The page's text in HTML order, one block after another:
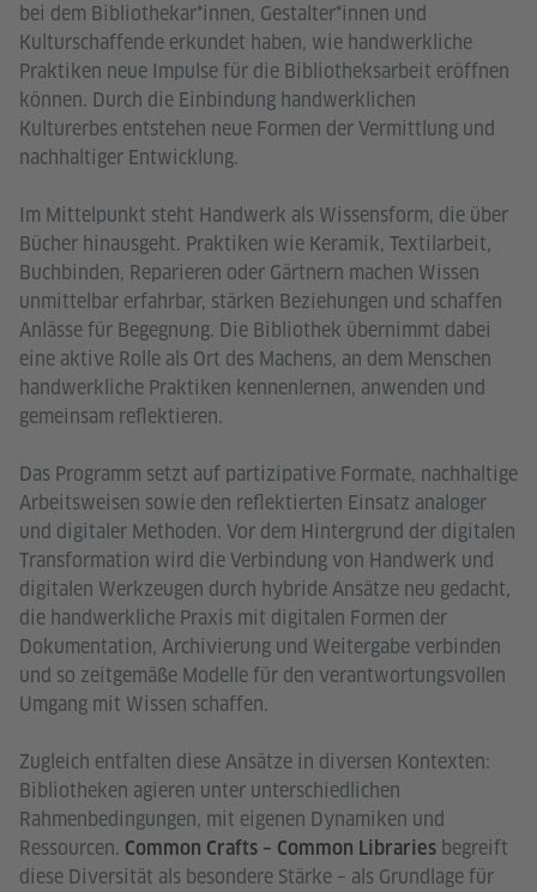
bei dem Bibliothekar*innen, Gestalter*innen und
Kulturschaffende erkundet haben, wie handwerkliche
Praktiken neue Impulse für die Bibliotheksarbeit eröffnen
können. Durch die Einbindung handwerklichen
Kulturerbes entstehen neue Formen der Vermittlung und
nachhaltiger Entwicklung.
Im Mittelpunkt steht Handwerk als Wissensform, die über
Bücher hinausgeht. Praktiken wie Keramik, Textilarbeit,
Buchbinden, Reparieren oder Gärtnern machen Wissen
unmittelbar erfahrbar, stärken Beziehungen und schaffen
Anlässe für Begegnung. Die Bibliothek übernimmt dabei
eine aktive Rolle als Ort des Machens, an dem Menschen
handwerkliche Praktiken kennenlernen, anwenden und
gemeinsam reflektieren.
Das Programm setzt auf partizipative Formate, nachhaltige
Arbeitsweisen sowie den reflektierten Einsatz analoger
und digitaler Methoden. Vor dem Hintergrund der digitalen
Transformation wird die Verbindung von Handwerk und
digitalen Werkzeugen durch hybride Ansätze neu gedacht,
die handwerkliche Praxis mit digitalen Formen der
Dokumentation, Archivierung und Weitergabe verbinden
und so zeitgemäße Modelle für den verantwortungsvollen
Umgang mit Wissen schaffen.
Zugleich entfalten diese Ansätze in diversen Kontexten:
Bibliotheken agieren unter unterschiedlichen
Rahmenbedingungen, mit eigenen Dynamiken und
Ressourcen. Common Crafts – Common Libraries begreift
diese Diversität als besondere Stärke – als Grundlage für